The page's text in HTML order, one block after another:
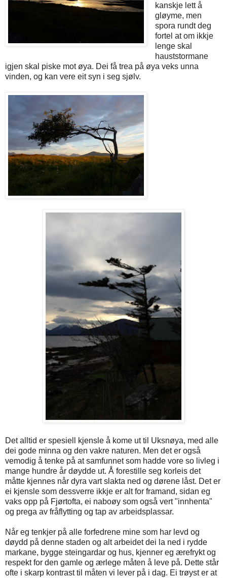
kanskje lett å
gløyme, men
spora rundt deg
fortel at om ikkje
lenge skal
hauststormane
igjen skal piske mot øya. Dei få trea på øya veks unna
vinden, og kan vere eit syn i seg sjølv.
Det alltid er spesiell kjensle å kome ut til Uksnøya, med alle
dei gode minna og den vakre naturen. Men det er også
vemodig å tenke på at samfunnet som hadde vore so livleg i
mange hundre år døydde ut. Å forestille seg korleis det
måtte kjennes når dyra vart slakta ned og dørene låst. Det er
ei kjensle som dessverre ikkje er alt for framand, sidan eg
vaks opp på Fjørtofta, ei naboøy som også vert "innhenta"
og prega av fråflytting og tap av arbeidsplassar.
Når eg tenkjer på alle forfedrene mine som har levd og
døydd på denne staden og alt arbeidet dei la ned i rydde
markane, bygge steingardar og hus, kjenner eg ærefrykt og
respekt for den gamle og ærlege måten å leve på. Dette står
ofte i skarp kontrast til måten vi lever på i dag. Ei trøyst er at